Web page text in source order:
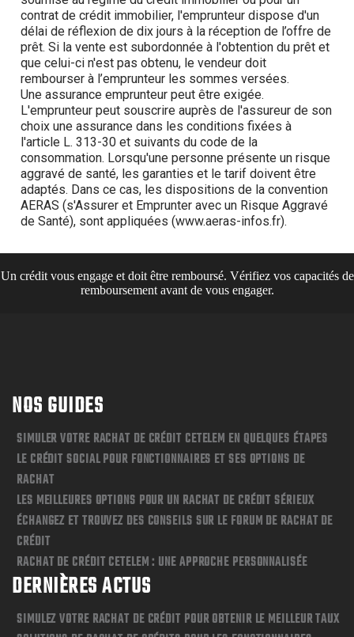
Un crédit vous engage et doit être remboursé. Vérifiez vos capacités de
remboursement avant de vous engager.
NOS GUIDES
SIMULER VOTRE RACHAT DE CRÉDIT CETELEM EN QUELQUES ÉTAPES
LE CRÉDIT SOCIAL POUR FONCTIONNAIRES ET SES OPTIONS DE
RACHAT
LES MEILLEURES OPTIONS POUR UN RACHAT DE CRÉDIT SÉRIEUX
ÉCHANGEZ ET TROUVEZ DES CONSEILS SUR LE FORUM DE RACHAT DE
CRÉDIT
RACHAT DE CRÉDIT CETELEM : UNE APPROCHE PERSONNALISÉE
DERNIÈRES ACTUS
SIMULEZ VOTRE RACHAT DE CRÉDIT POUR OBTENIR LE MEILLEUR TAUX